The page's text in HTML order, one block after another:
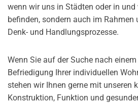
wenn wir uns in Städten oder in und
befinden, sondern auch im Rahmen
Denk- und Handlungsprozesse.
Wenn Sie auf der Suche nach
Befriedigung Ihrer individuellen
stehen wir Ihnen gerne mit unseren
Konstruktion, Funktion und